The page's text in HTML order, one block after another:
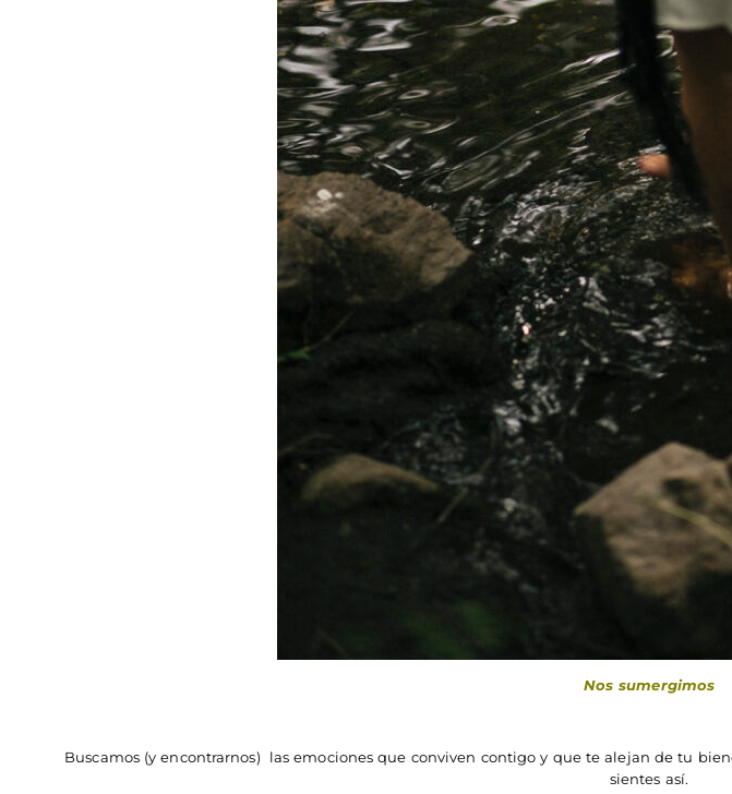
Nos sumergimos
Buscamos (y encontrarnos) las emociones que conviven contigo y que te alejan de tu
sientes así.